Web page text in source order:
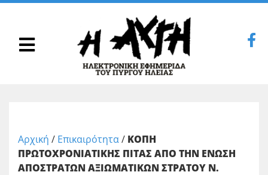
Αρχική / Επικαιρότητα/ ΚΟΠΗ
ΠΡΩΤΟΧΡΟΝΙΑΤΙΚΗΣ ΠΙΤΑΣ ΑΠΟ ΤΗΝ ΕΝΩΣΗ
ΑΠΟΣΤΡΑΤΩΝ ΑΞΙΩΜΑΤΙΚΩΝ ΣΤΡΑΤΟΥ Ν.